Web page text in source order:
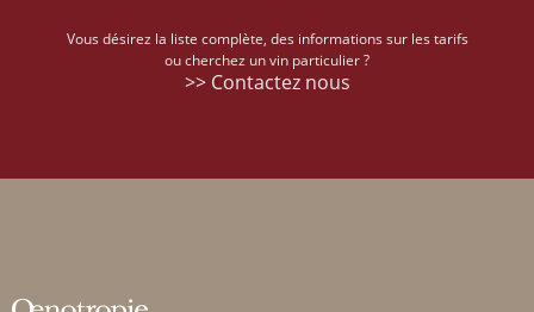
Vous désirez la liste complète, des informations sur les tarifs
ou cherchez un vin particulier ?
>> Contactez nous